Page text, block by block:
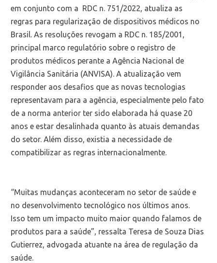
em conjunto com a RDC n. 751/2022, atualiza as
regras para regularização de dispositivos médicos no
Brasil. As resoluções revogam a RDC n. 185/2001,
principal marco regulatório sobre o registro de
produtos médicos perante a Agência Nacional de
Vigilância Sanitária (ANVISA). A atualização vem
responder aos desafios que as novas tecnologias
representavam para a agência, especialmente pelo fato
de a norma anterior ter sido elaborada há quase 20
anos e estar desalinhada quanto às atuais demandas
do setor. Além disso, existia a necessidade de
compatibilizar as regras internacionalmente.
“Muitas mudanças aconteceram no setor de saúde e
no desenvolvimento tecnológico nos últimos anos.
Isso tem um impacto muito maior quando falamos de
produtos para a saúde”, ressalta Teresa de Souza Dias
Gutierrez, advogada atuante na área de regulação da
saúde.